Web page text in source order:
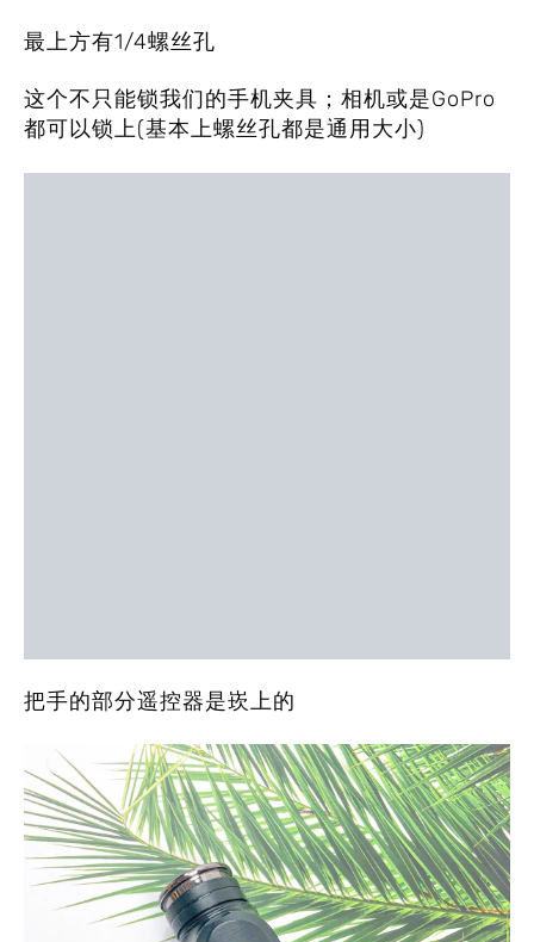
最上方有1/4螺丝孔
这个不只能锁我们的手机夹具；相机或是GoPro
都可以锁上(基本上螺丝孔都是通用大小)
把手的部分遥控器是崁上的